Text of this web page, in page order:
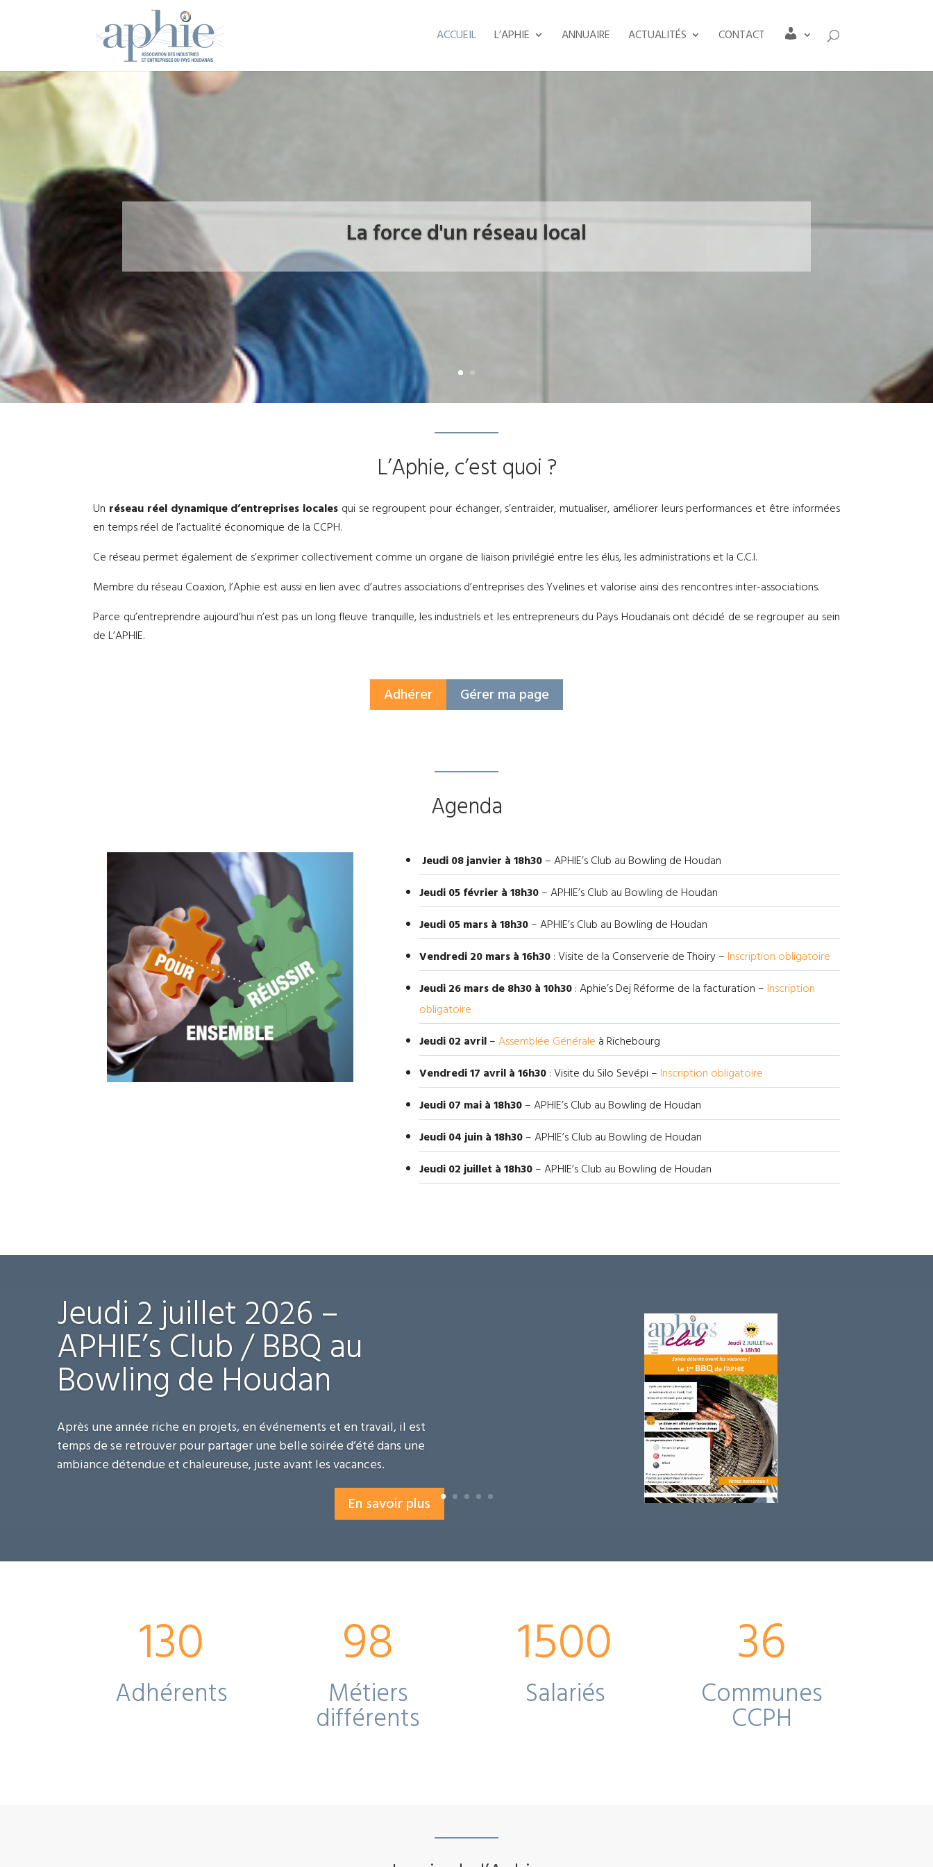
ACCUEIL L’APHIE ANNUAIRE ACTUALITÉS CONTACT
T
La force d'un réseau local
L’Aphie, c’est quoi ?
Un réseau réel dynamique d’entreprises locales qui se regroupent pour échanger, s’entraider, mutualiser, améliorer leurs performances et être informées
en temps réel de l’actualité économique de la CCPH.
Ce réseau permet également de s’exprimer collectivement comme un organe de liaison privilégié entre les élus, les administrations et la C.C.I.
Membre du réseau Coaxion, l’Aphie est aussi en lien avec d’autres associations d’entreprises des Yvelines et valorise ainsi des rencontres inter-associations.
Parce qu’entreprendre aujourd’hui n’est pas un long fleuve tranquille, les industriels et les entrepreneurs du Pays Houdanais ont décidé de se regrouper au sein
de L’APHIE.
Adhérer Gérer ma page
Agenda
Jeudi 08 janvier à 18h30– APHIE’s Club au Bowling de Houdan
Jeudi 05 février à 18h30– APHIE’s Club au Bowling de Houdan
Jeudi 05 mars à 18h30– APHIE’s Club au Bowling de Houdan
Vendredi 20 mars à 16h30: Visite de la Conserverie de Thoiry – Inscription obligatoire
Jeudi 26 mars de 8h30 à 10h30: Aphie’s Dej Réforme de la facturation – Inscription
obligatoire
Jeudi 02 avril–Assemblée Générale à Richebourg
Vendredi 17 avril à 16h30: Visite du Silo Sevépi – Inscription obligatoire
Jeudi 07 mai à 18h30– APHIE’s Club au Bowling de Houdan
Jeudi 04 juin à 18h30– APHIE’s Club au Bowling de Houdan
Jeudi 02 juillet à 18h30– APHIE’s Club au Bowling de Houdan
Jeudi 2 juillet 2026 –
APHIE’s Club / BBQ au
Bowling de Houdan
Après une année riche en projets, en événements et en travail, il est
temps de se retrouver pour partager une belle soirée d’été dans une
ambiance détendue et chaleureuse, juste avant les vacances.
En savoir plus
130
Adhérents
98
Métiers
différents
1500
Salariés
36
Communes
CCPH